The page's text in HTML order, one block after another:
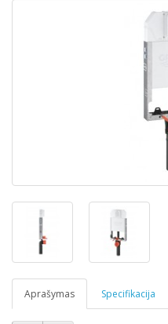
Aprašymas Specifikacija